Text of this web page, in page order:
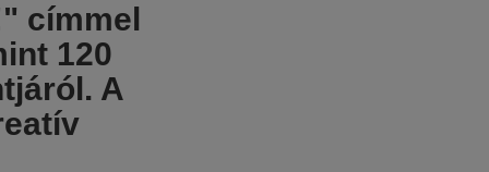
címmel
120
. A